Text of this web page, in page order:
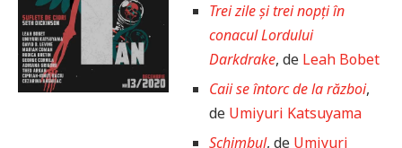
Trei zile și trei nopți în
conacul Lordului
Darkdrake, de Leah Bobet
Caii se întorc de la război,
de Umiyuri Katsuyama
Schimbul, de Umiyuri